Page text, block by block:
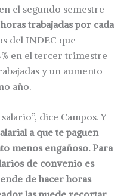
el segundo semestre
trabajadas por cada
del INDEC que
en el tercer trimestre
y un aumento
año.
dice Campos. Y
a que te paguen
menos engañoso. Para
de convenio es
de hacer horas